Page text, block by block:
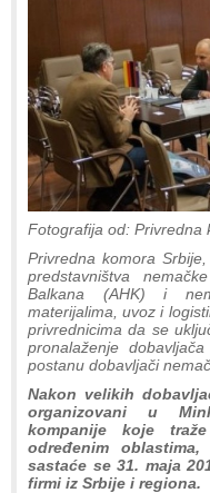
Fotografija od: Privredna
Privredna komora
predstavništva
Balkana (AHK) i
materijalima, uvoz i
privrednicima da se
pronalaženje
postanu dobavljači
Nakon velikih
organizovani u
kompanije koje
određenim
sastaće se 31. maja
firmi iz Srbije i regiona.